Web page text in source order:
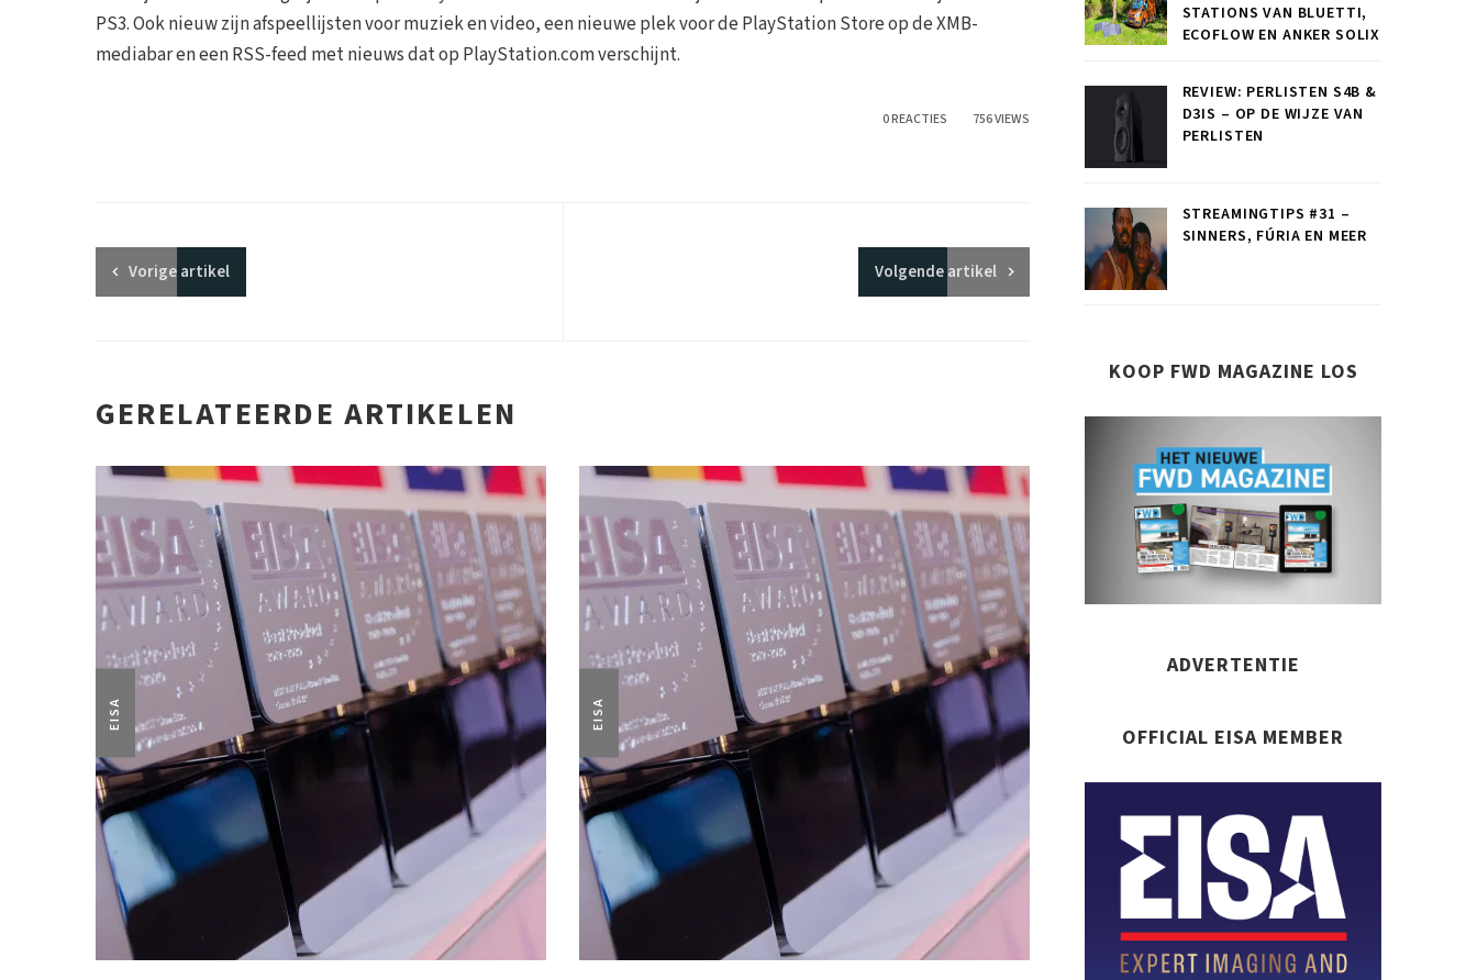
PS3. Ook nieuw zijn afspeellijsten voor muziek en video, een nieuwe plek voor de PlayStation Store op de XMB-
mediabar en een RSS-feed met nieuws dat op PlayStation.com verschijnt.
0 REACTIES 756 VIEWS
Vorigeartikel Volgendeartikel
GERELATEERDE ARTIKELEN
EISA EISA
STATIONS VAN BLUETTI,
ECOFLOW EN ANKER SOLIX
REVIEW: PERLISTEN S4B &
D3IS – OP DE WIJZE VAN
PERLISTEN
STREAMINGTIPS #31 –
SINNERS, FÚRIA EN MEER
KOOP FWD MAGAZINE LOS
ADVERTENTIE
OFFICIAL EISA MEMBER